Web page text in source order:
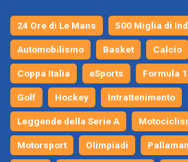
24 Ore di Le Mans 500 Miglia di
Automobilismo Basket Calcio
Coppa Italia eSports Formula 1
Golf Hockey Intrattenimento
Leggende della Serie A
Motorsport Olimpiadi